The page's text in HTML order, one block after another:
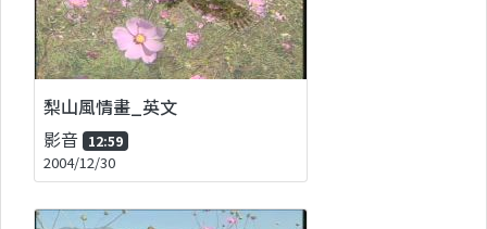
梨山風情畫_英文
影音 12:59
2004/12/30